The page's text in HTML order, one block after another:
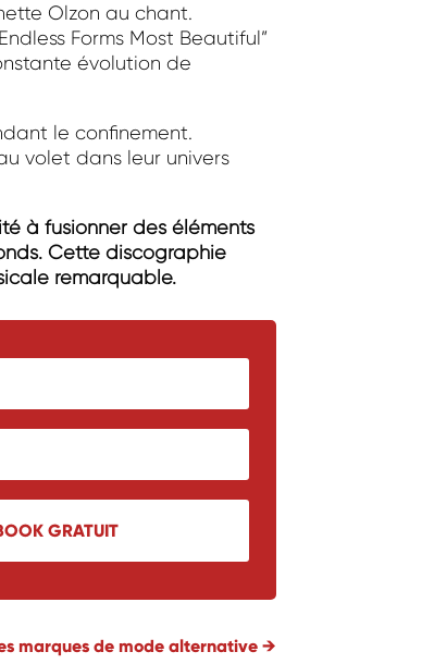
Olzon au chant.
Forms Most Beautiful”
évolution de
le confinement.
volet dans leur univers
à fusionner des éléments
Cette discographie
remarquable.
GRATUIT
marques de mode alternative→